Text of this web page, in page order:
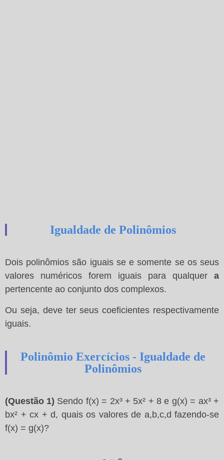
Igualdade de Polinômios
Dois polinômios são iguais se e somente se os seus
valores numéricos forem iguais para qualquer a
pertencente ao conjunto dos complexos.
Ou seja, deve ter seus coeficientes respectivamente
iguais.
Polinômio Exercícios - Igualdade de
Polinômios
(Questão 1) Sendo f(x) = 2x³ + 5x² + 8 e g(x) = ax³ +
bx² + cx + d, quais os valores de a,b,c,d fazendo-se
f(x) = g(x)?